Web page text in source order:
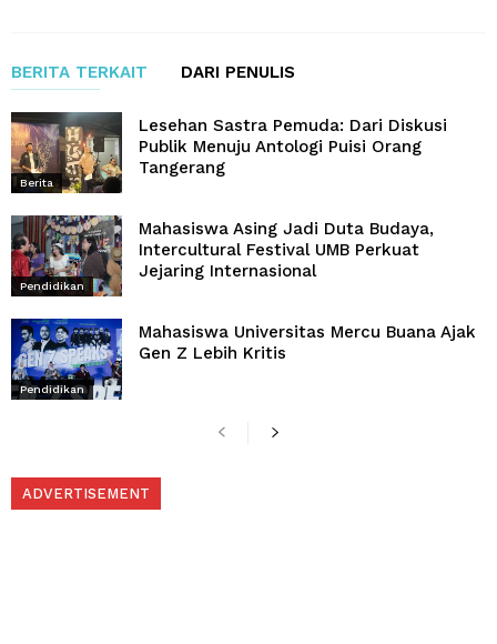
BERITA TERKAIT DARI PENULIS
Berita
Lesehan Sastra Pemuda: Dari Diskusi
Publik Menuju Antologi Puisi Orang
Tangerang
Pendidikan
Mahasiswa Asing Jadi Duta Budaya,
Intercultural Festival UMB Perkuat
Jejaring Internasional
Pendidikan
Mahasiswa Universitas Mercu Buana Ajak
Gen Z Lebih Kritis
ADVERTISEMENT